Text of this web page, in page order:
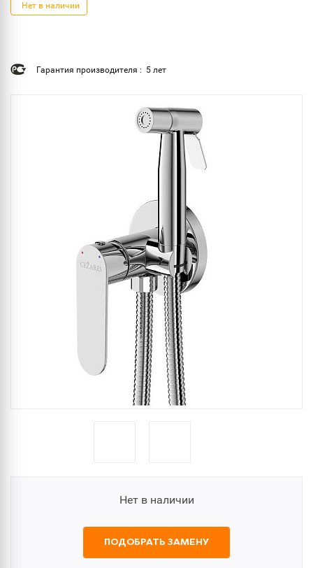
Нет в наличии
Гарантия производителя : 5 лет
Нет в наличии
ПОДОБРАТЬ ЗАМЕНУ